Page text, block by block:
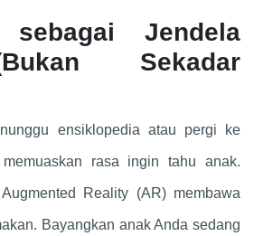
Jendela
Sekadar
ensiklopedia atau pergi ke
rasa ingin tahu anak.
Reality (AR) membawa
Bayangkan anak Anda sedang